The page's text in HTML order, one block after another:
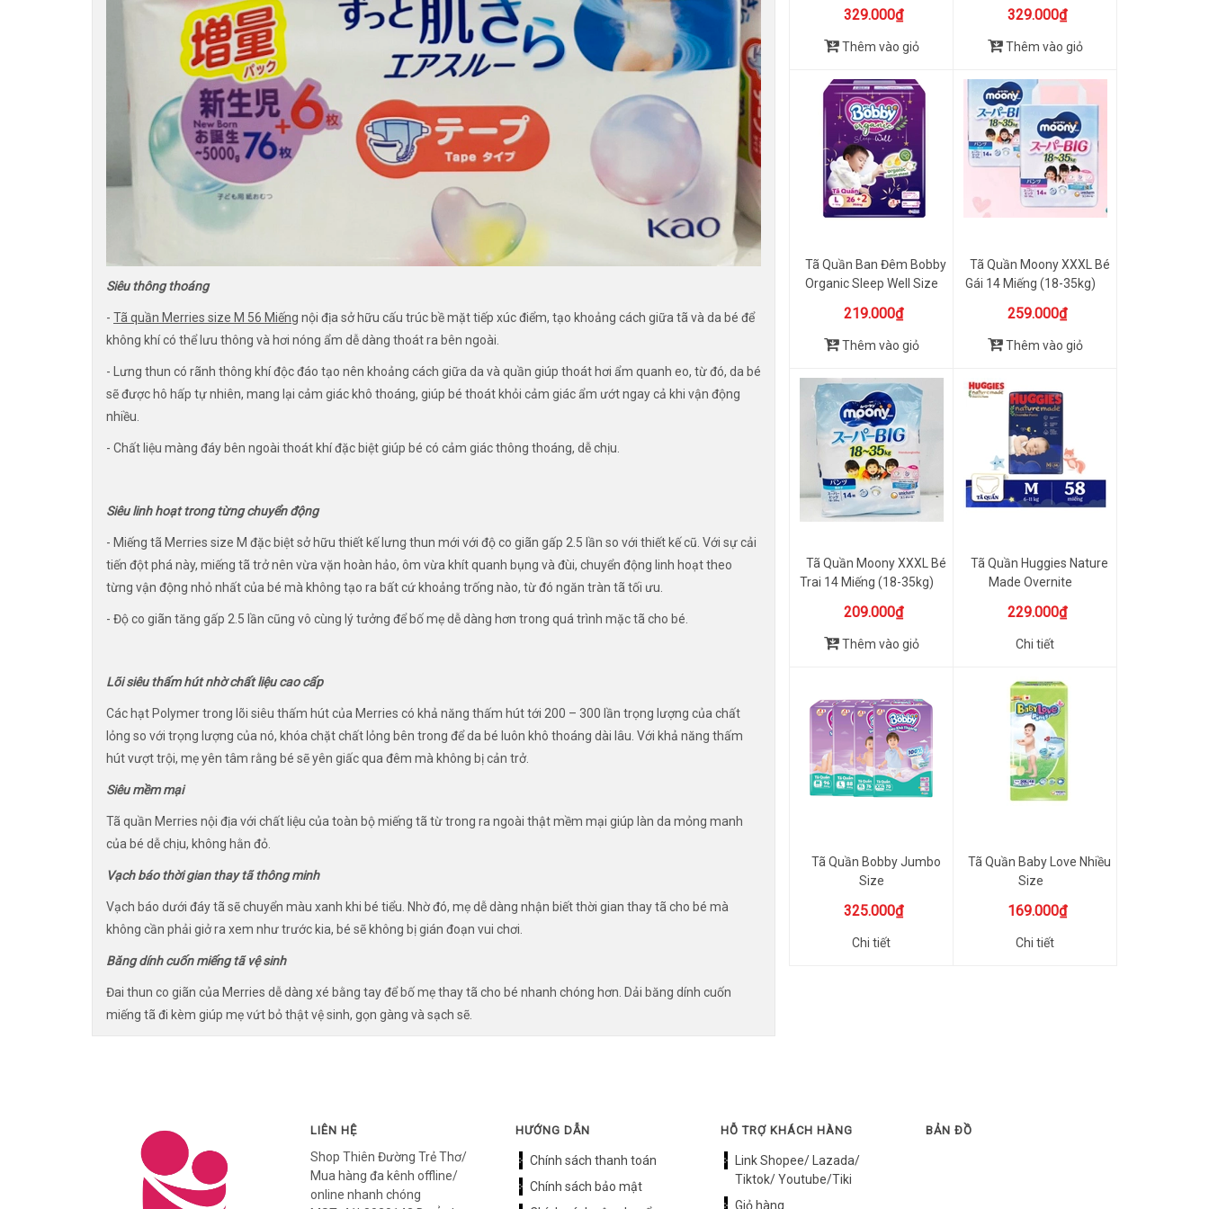
Siêu thông thoáng
- Tã quần Merries size M 56 Miếng nội địa sở hữu cấu trúc bề mặt tiếp xúc điểm, tạo khoảng cách giữa tã và da bé để
không khí có thể lưu thông và hơi nóng ẩm dễ dàng thoát ra bên ngoài.
- Lưng thun có rãnh thông khí độc đáo tạo nên khoảng cách giữa da và quần giúp thoát hơi ẩm quanh eo, từ đó, da bé
sẽ được hô hấp tự nhiên, mang lại cảm giác khô thoáng, giúp bé thoát khỏi cảm giác ẩm ướt ngay cả khi vận động
nhiều.
- Chất liệu màng đáy bên ngoài thoát khí đặc biệt giúp bé có cảm giác thông thoáng, dễ chịu.
Siêu linh hoạt trong từng chuyển động
- Miếng tã Merries size M đặc biệt sở hữu thiết kế lưng thun mới với độ co giãn gấp 2.5 lần so với thiết kế cũ. Với sự cải
tiến đột phá này, miếng tã trở nên vừa vặn hoàn hảo, ôm vừa khít quanh bụng và đùi, chuyển động linh hoạt theo
từng vận động nhỏ nhất của bé mà không tạo ra bất cứ khoảng trống nào, từ đó ngăn tràn tã tối ưu.
- Độ co giãn tăng gấp 2.5 lần cũng vô cùng lý tưởng để bố mẹ dễ dàng hơn trong quá trình mặc tã cho bé.
Lõi siêu thấm hút nhờ chất liệu cao cấp
Các hạt Polymer trong lõi siêu thấm hút của Merries có khả năng thấm hút tới 200 – 300 lần trọng lượng của chất
lỏng so với trọng lượng của nó, khóa chặt chất lỏng bên trong để da bé luôn khô thoáng dài lâu. Với khả năng thấm
hút vượt trội, mẹ yên tâm rằng bé sẽ yên giấc qua đêm mà không bị cản trở.
Siêu mềm mại
Tã quần Merries nội địa với chất liệu của toàn bộ miếng tã từ trong ra ngoài thật mềm mại giúp làn da mỏng manh
của bé dễ chịu, không hằn đỏ.
Vạch báo thời gian thay tã thông minh
Vạch báo dưới đáy tã sẽ chuyển màu xanh khi bé tiểu. Nhờ đó, mẹ dễ dàng nhận biết thời gian thay tã cho bé mà
không cần phải giở ra xem như trước kia, bé sẽ không bị gián đoạn vui chơi.
Băng dính cuốn miếng tã vệ sinh
Đai thun co giãn của Merries dễ dàng xé bằng tay để bố mẹ thay tã cho bé nhanh chóng hơn. Dải băng dính cuốn
miếng tã đi kèm giúp mẹ vứt bỏ thật vệ sinh, gọn gàng và sạch sẽ.
329.000₫
Thêm vào giỏ
329.000₫
Thêm vào giỏ
Tã Quần Ban Đêm Bobby
Organic Sleep Well Size
219.000₫
Thêm vào giỏ
Tã Quần Moony XXXL Bé
Gái 14 Miếng (18-35kg)
259.000₫
Thêm vào giỏ
Tã Quần Moony XXXL Bé
Trai 14 Miếng (18-35kg)
209.000₫
Thêm vào giỏ
Tã Quần Huggies Nature
Made Overnite
229.000₫
Chi tiết
Tã Quần Bobby Jumbo
Size
Miếng
325.000₫
Chi tiết
Tã Quần Baby Love Nhiều
Size
169.000₫
Chi tiết
LIÊN HỆ
Shop Thiên Đường Trẻ Thơ/
Mua hàng đa kênh offline/
online nhanh chóng
HƯỚNG DẪN
Chính sách thanh toán
Chính sách bảo mật
HỖ TRỢ KHÁCH HÀNG
Link Shopee/ Lazada/
Tiktok/ Youtube/Tiki
Giỏ hàng
BẢN ĐỒ